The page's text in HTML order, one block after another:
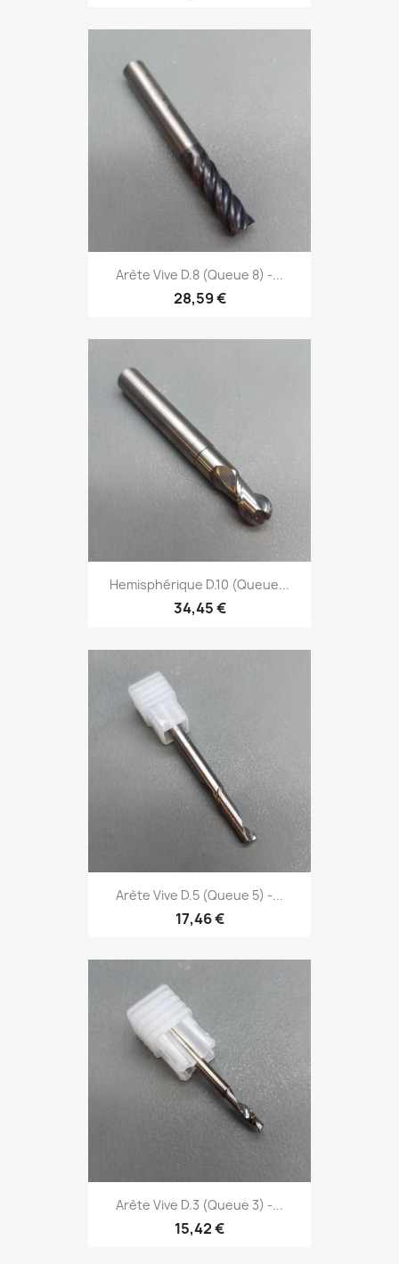
Arète Vive D.8 (Queue 8) -...
28,59 €
Hemisphérique D.10 (Queue...
34,45 €
Arète Vive D.5 (Queue 5) -...
17,46 €
Arète Vive D.3 (Queue 3) -...
15,42 €